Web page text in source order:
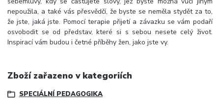
nepoužila, a také vás přesvědčí, že byste se neměla stydět za to,
že jste, jaká jste. Pomocí terapie přijetí a závazku se vám podaří
osvobodit se od představ, které si s sebou nesete celý život.
Inspirací vám budou i četné příběhy žen, jako jste vy.
Zboží zařazeno v kategoriích
SPECIÁLNÍ PEDAGOGIKA